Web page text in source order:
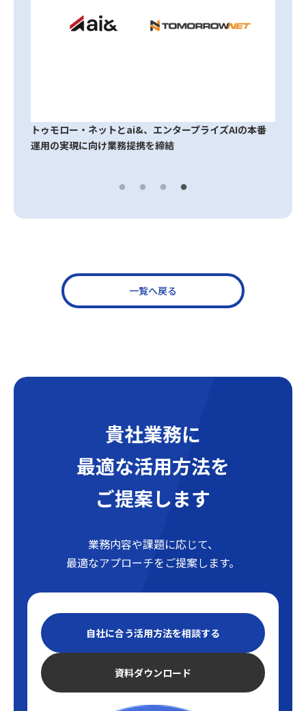
トゥモロー・ネットとai&、エンタープライズAIの本番
運用の実現に向け業務提携を締結
一覧へ戻る
貴社業務に
最適な活用方法を
ご提案します
業務内容や課題に応じて、
最適なアプローチをご提案します。
自社に合う活用方法を相談する
資料ダウンロード